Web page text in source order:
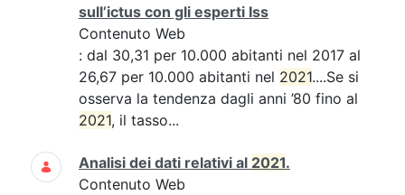
sull’ictus con gli esperti Iss
Contenuto Web
: dal 30,31 per 10.000 abitanti nel 2017 al
26,67 per 10.000 abitanti nel 2021....Se si
osserva la tendenza dagli anni ’80 fino al
2021, il tasso...
Analisi dei dati relativi al 2021.
Contenuto Web